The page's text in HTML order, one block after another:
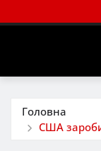
Головна
США